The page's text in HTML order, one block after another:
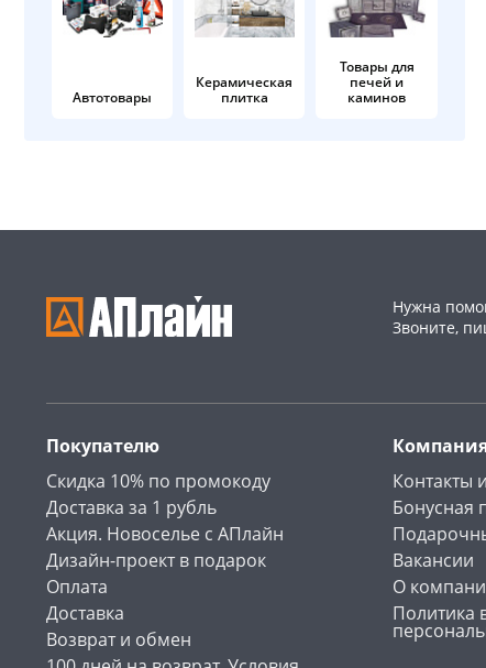
Автотовары
Керамическая
плитка
Товары для
печей и
каминов
Нужна
Звоните,
Покупателю
Скидка 10% по промокоду
Доставка за 1 рубль
Акция. Новоселье с АПлайн
Дизайн-проект в подарок
Оплата
Доставка
Возврат и обмен
Контакты
Бонусная
Вакансии
О
Политика